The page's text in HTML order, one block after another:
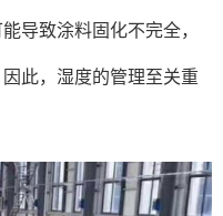
导致涂料固化不完全，
此，湿度的管理至关重